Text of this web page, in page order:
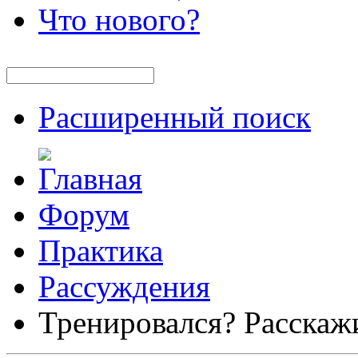
Что нового?
Расширенный поиск
Форум
Практика
Рассуждения
Тренировался?